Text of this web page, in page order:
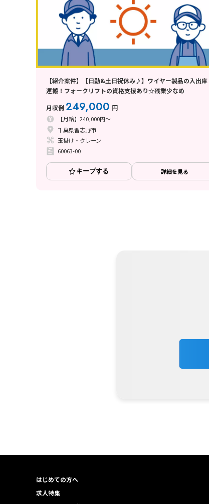
【紹介案件】【日勤&土日祝休み♪】ワイヤー製品の入出庫
運搬！フォークリフトの資格支援あり☆残業少なめ
月収例249,000 円
【月給】240,000円～
千葉県習志野市
玉掛け・クレーン
60063-00
キープする 詳細を見る
はじめての方へ
求人特集